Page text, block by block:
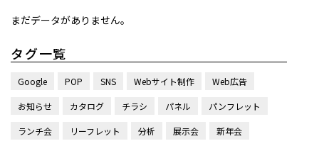
まだデータがありません。
タグ一覧
Google POP SNS Webサイト制作 Web広告
お知らせ カタログ チラシ パネル パンフレット
ランチ会 リーフレット 分析 展示会 新年会